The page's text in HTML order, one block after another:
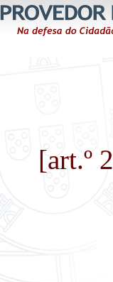
[art.º